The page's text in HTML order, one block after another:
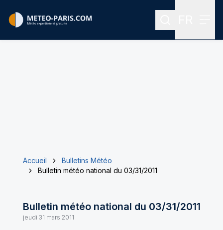
Rechercher
Accueil
Bulletins Météo
Bulletin météo national du 03/31/2011
Bulletin météo national du 03/31/2011
jeudi 31 mars 2011